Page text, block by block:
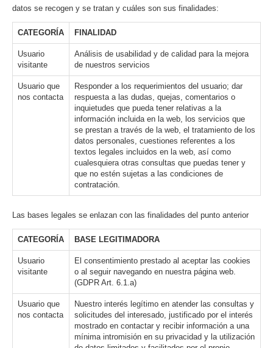
datos se recogen y se tratan y cuáles son sus finalidades:
CATEGORÍA FINALIDAD
Usuario
visitante
Análisis de usabilidad y de calidad para la mejora
de nuestros servicios
Usuario que
nos contacta
Responder a los requerimientos del usuario; dar
respuesta a las dudas, quejas, comentarios o
inquietudes que pueda tener relativas a la
información incluida en la web, los servicios que
se prestan a través de la web, el tratamiento de los
datos personales, cuestiones referentes a los
textos legales incluidos en la web, así como
cualesquiera otras consultas que puedas tener y
que no estén sujetas a las condiciones de
contratación.
Las bases legales se enlazan con las finalidades del punto anterior
CATEGORÍA BASE LEGITIMADORA
Usuario
visitante
El consentimiento prestado al aceptar las cookies
o al seguir navegando en nuestra página web.
(GDPR Art. 6.1.a)
Usuario que
nos contacta
Nuestro interés legítimo en atender las consultas y
solicitudes del interesado, justificado por el interés
mostrado en contactar y recibir información a una
mínima intromisión en su privacidad y la utilización